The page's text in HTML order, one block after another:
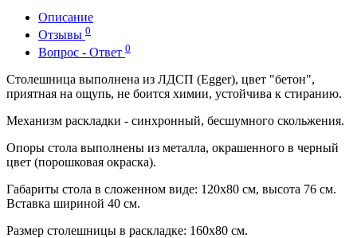
Описание
Отзывы 0
Вопрос - Ответ 0
Столешница выполнена из ЛДСП (Egger), цвет "бетон",
приятная на ощупь, не боится химии, устойчива к стиранию.
Механизм раскладки - синхронный, бесшумного скольжения.
Опоры стола выполнены из металла, окрашенного в черный
цвет (порошковая окраска).
Габариты стола в сложенном виде: 120х80 см, высота 76 см.
Вставка шириной 40 см.
Размер столешницы в раскладке: 160х80 см.